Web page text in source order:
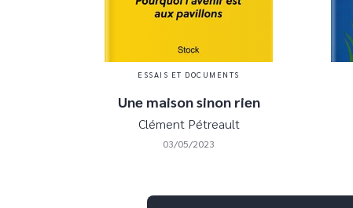
ESSAIS ET DOCUMENTS
Une maison sinon rien
Clément Pétreault
03/05/2023